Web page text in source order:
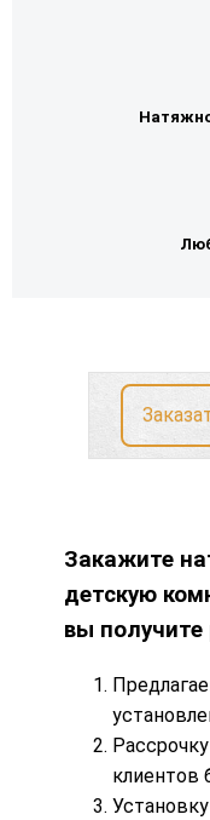
Закажите
детскую
вы
Рассрочку
клиентов